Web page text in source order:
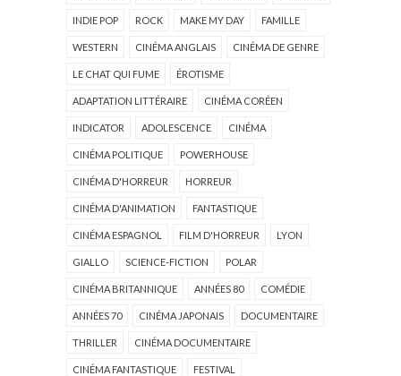
INDIE POP ROCK MAKE MY DAY FAMILLE
WESTERN CINÉMA ANGLAIS CINÉMA DE GENRE
LE CHAT QUI FUME ÉROTISME
ADAPTATION LITTÉRAIRE CINÉMA CORÉEN
INDICATOR ADOLESCENCE CINÉMA
CINÉMA POLITIQUE POWERHOUSE
CINÉMA D'HORREUR HORREUR
CINÉMA D'ANIMATION FANTASTIQUE
CINÉMA ESPAGNOL FILM D'HORREUR LYON
GIALLO SCIENCE-FICTION POLAR
CINÉMA BRITANNIQUE ANNÉES 80 COMÉDIE
ANNÉES 70 CINÉMA JAPONAIS DOCUMENTAIRE
THRILLER CINÉMA DOCUMENTAIRE
CINÉMA FANTASTIQUE FESTIVAL